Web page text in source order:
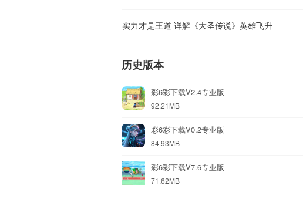
实力才是王道 详解《大圣传说》英雄飞升
历史版本
彩6彩下载V2.4专业版
92.21MB
彩6彩下载V0.2专业版
84.93MB
彩6彩下载V7.6专业版
71.62MB